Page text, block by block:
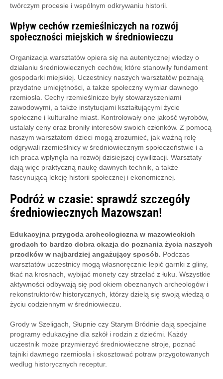
twórczym procesie i wspólnym odkrywaniu historii.
Wpływ cechów rzemieślniczych na rozwój
społeczności miejskich w średniowieczu
Organizacja warsztatów opiera się na autentycznej wiedzy o
działaniu średniowiecznych cechów, które stanowiły fundament
gospodarki miejskiej. Uczestnicy naszych warsztatów poznają
przydatne umiejętności, a także społeczny wymiar dawnego
rzemiosła. Cechy rzemieślnicze były stowarzyszeniami
zawodowymi, a także instytucjami kształtującymi życie
społeczne i kulturalne miast. Kontrolowały one jakość wyrobów,
ustalały ceny oraz broniły interesów swoich członków. Z pomocą
naszym warsztatom dzieci mogą zrozumieć, jak ważną rolę
odgrywali rzemieślnicy w średniowiecznym społeczeństwie i a
ich praca wpłynęła na rozwój dzisiejszej cywilizacji. Warsztaty
dają więc praktyczną naukę dawnych technik, a także
fascynującą lekcję historii społecznej i ekonomicznej.
Podróż w czasie: sprawdź szczegóły
średniowiecznych Mazowszan!
Edukacyjna przygoda archeologiczna w mazowieckich
grodach to bardzo dobra okazja do poznania życia naszych
przodków w najbardziej angażujący sposób. Podczas
warsztatów uczestnicy mogą własnoręcznie lepić garnki z gliny,
tkać na krosnach, wybijać monety czy strzelać z łuku. Wszystkie
aktywności odbywają się pod okiem obeznanych archeologów i
rekonstruktorów historycznych, którzy dzielą się swoją wiedzą o
życiu codziennym w średniowieczu.
Grody w Szeligach, Słupnie czy Starym Bródnie dają specjalne
programy edukacyjne dla szkół i rodzin z dziećmi. Każdy
uczestnik może przymierzyć średniowieczne stroje, poznać
tajniki dawnego rzemiosła i skosztować potraw przygotowanych
według historycznych receptur.